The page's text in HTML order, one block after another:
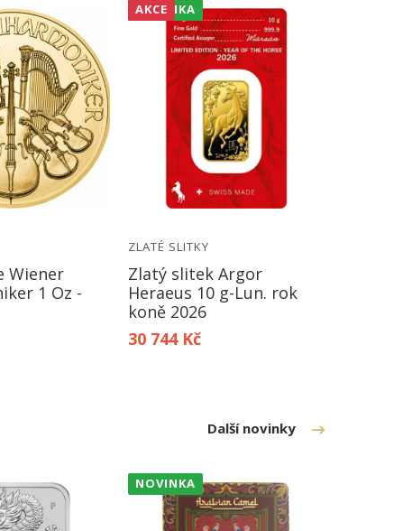
Wiener
1 Oz -
NOVINKA
AKCE
ZLATÉ SLITKY
Zlatý slitek Argor
Heraeus 10 g-Lun. rok
koně 2026
30 744 Kč
Další novinky
NOVINKA